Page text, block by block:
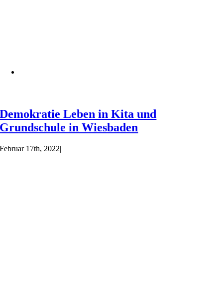
Demokratie Leben in Kita und
Grundschule in Wiesbaden
Februar 17th, 2022|